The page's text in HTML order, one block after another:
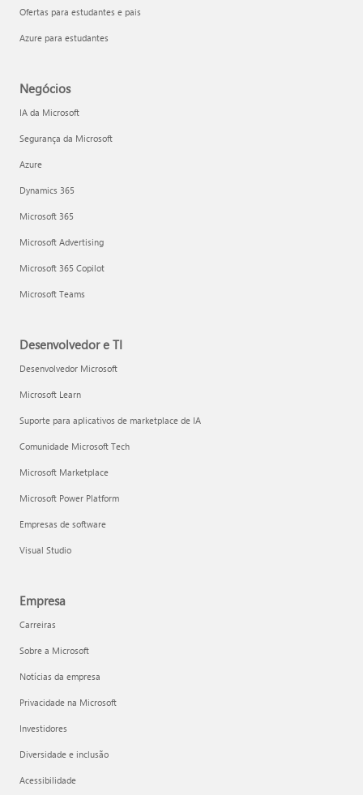
Ofertas para estudantes e pais
Azure para estudantes
Negócios
IA da Microsoft
Segurança da Microsoft
Azure
Dynamics 365
Microsoft 365
Microsoft Advertising
Microsoft 365 Copilot
Microsoft Teams
Desenvolvedor e TI
Desenvolvedor Microsoft
Microsoft Learn
Suporte para aplicativos de marketplace de IA
Comunidade Microsoft Tech
Microsoft Marketplace
Microsoft Power Platform
Empresas de software
Visual Studio
Empresa
Carreiras
Sobre a Microsoft
Notícias da empresa
Privacidade na Microsoft
Investidores
Diversidade e inclusão
Acessibilidade